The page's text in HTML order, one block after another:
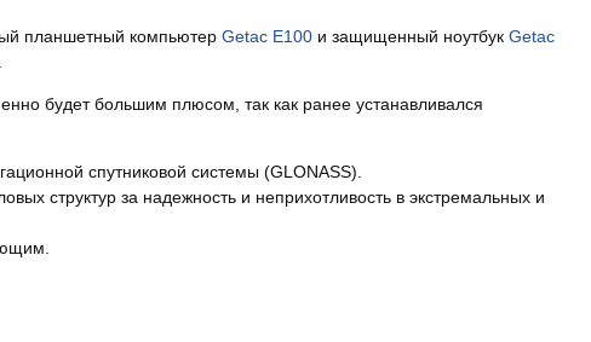
планшетный компьютер Getac E100и защищенный ноутбук Getac
будет большим плюсом, так как ранее устанавливался
спутниковой системы (GLONASS).
структур за надежность и неприхотливость в экстремальных и